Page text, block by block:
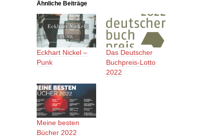
Ähnliche Beiträge
Eckhart Nickel –
Punk
Das Deutscher
Buchpreis-Lotto
2022
Meine besten
Bücher 2022